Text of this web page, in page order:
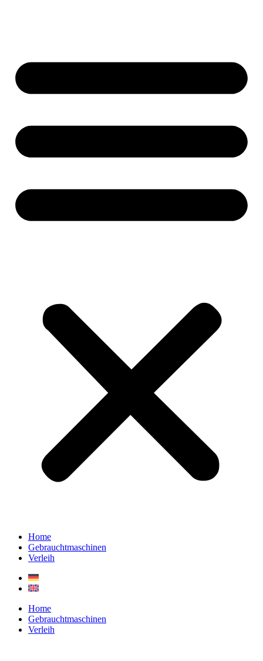
Home
Gebrauchtmaschinen
Verleih
Home
Gebrauchtmaschinen
Verleih